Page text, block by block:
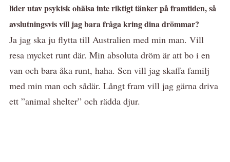
lider utav psykisk ohälsa inte riktigt tänker på framtiden, så
avslutningsvis vill jag bara fråga kring dina drömmar?
Ja jag ska ju flytta till Australien med min man. Vill
resa mycket runt där. Min absoluta dröm är att bo i en
van och bara åka runt, haha. Sen vill jag skaffa familj
med min man och sådär. Långt fram vill jag gärna driva
ett ”animal shelter” och rädda djur.